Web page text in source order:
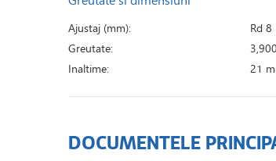
Ajustaj (mm):
Rd 8
Greutate:
Inaltime:
21
DOCUMENTELE